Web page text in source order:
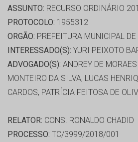
ASSUNTO: RECURSO ORDINÁRIO
PROTOCOLO: 1955312
ORGÃO: PREFEITURA MUNICIPAL
INTERESSADO(S): YURI PEIXOTO
ADVOGADO(S): ANDREY DE
MONTEIRO DA SILVA, LUCAS
CARDOS, PATRÍCIA FEITOSA DE
RELATOR: CONS. RONALDO CHADID
PROCESSO: TC/3999/2018/001